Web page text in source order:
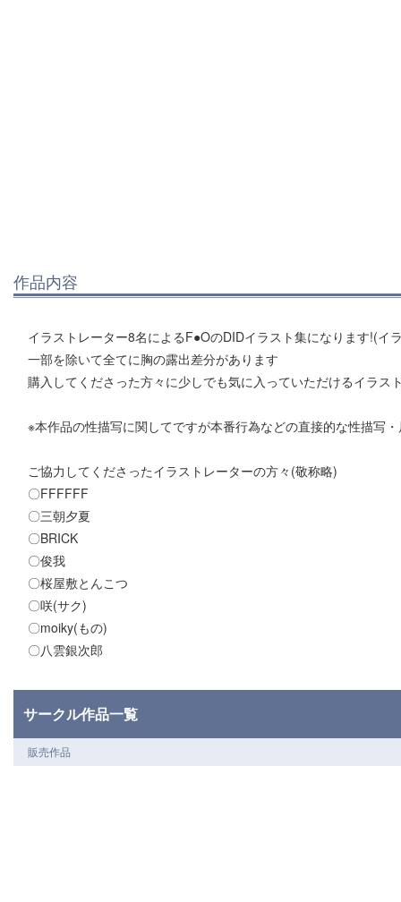
作品内容
イラストレーター8名によるF●OのDIDイラスト集になります!(イ
一部を除いて全てに胸の露出差分があります
購入してくださった方々に少しでも気に入っていただけるイラス
※本作品の性描写に関してですが本番行為などの直接的な性描写
ご協力してくださったイラストレーターの方々(敬称略)
〇FFFFFF
〇三朝夕夏
〇BRICK
〇俊我
〇桜屋敷とんこつ
〇咲(サク)
〇moiky(もの)
〇八雲銀次郎
サークル作品一覧
販売作品